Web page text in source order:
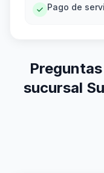
Pago de
sucursal